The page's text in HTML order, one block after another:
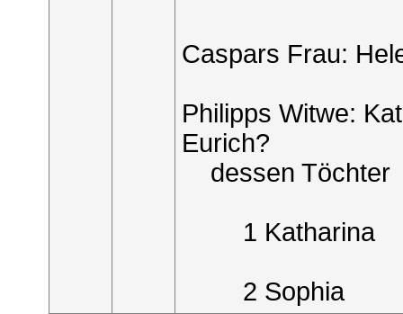
Caspars Frau:
Philipps Witwe:
Eurich?
dessen Töchter
1 Katharina
2 Sophia